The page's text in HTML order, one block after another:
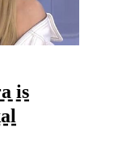
is